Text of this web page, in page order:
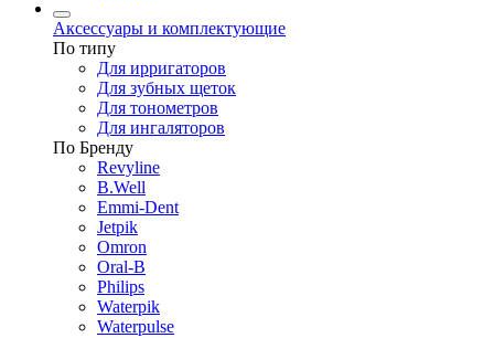
Аксессуары и комплектующие
По типу
Для ирригаторов
Для зубных щеток
Для тонометров
Для ингаляторов
По Бренду
Revyline
B.Well
Emmi-Dent
Jetpik
Omron
Oral-B
Philips
Waterpik
Waterpulse